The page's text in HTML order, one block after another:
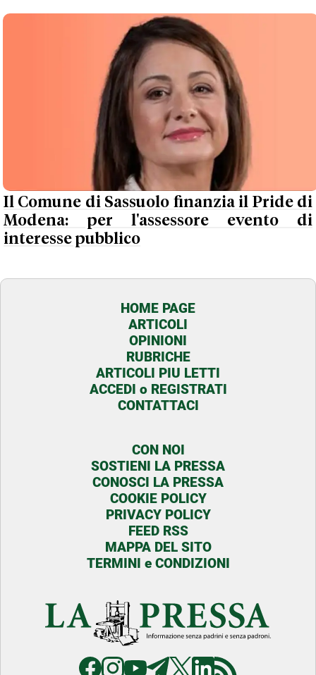
Il Comune di Sassuolo finanzia il Pride di
Modena: per l'assessore evento di
interesse pubblico
HOME PAGE
ARTICOLI
OPINIONI
RUBRICHE
ARTICOLI PIU LETTI
ACCEDI o REGISTRATI
CONTATTACI
CON NOI
SOSTIENI LA PRESSA
CONOSCI LA PRESSA
COOKIE POLICY
PRIVACY POLICY
FEED RSS
MAPPA DEL SITO
TERMINI e CONDIZIONI